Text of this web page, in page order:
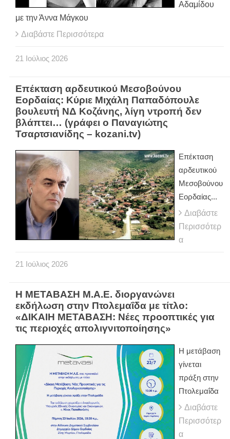
Αδαμίδου
με την Άννα Μάγκου
Διαβάστε Περισσότερα
21 Ιούλιος 2026
Επέκταση αρδευτικού Μεσοβούνου
Εορδαίας: Κύριε Μιχάλη Παπαδόπουλε
βουλευτή ΝΔ Κοζάνης, λίγη ντροπή δεν
βλάπτει… (γράφει ο Παναγιώτης
Τσαρτσιανίδης – kozani.tv)
Επέκταση
αρδευτικού
Μεσοβούνου
Εορδαίας...
Διαβάστε
Περισσότερ
α
21 Ιούλιος 2026
Η ΜΕΤΑΒΑΣΗ Μ.Α.Ε. διοργανώνει
εκδήλωση στην Πτολεμαΐδα με τίτλο:
«ΔΙΚΑΙΗ ΜΕΤΑΒΑΣΗ: Νέες προοπτικές για
τις περιοχές απολιγνιτοποίησης»
Η μετάβαση
γίνεται
πράξη στην
Πτολεμαΐδα
Διαβάστε
Περισσότερ
α